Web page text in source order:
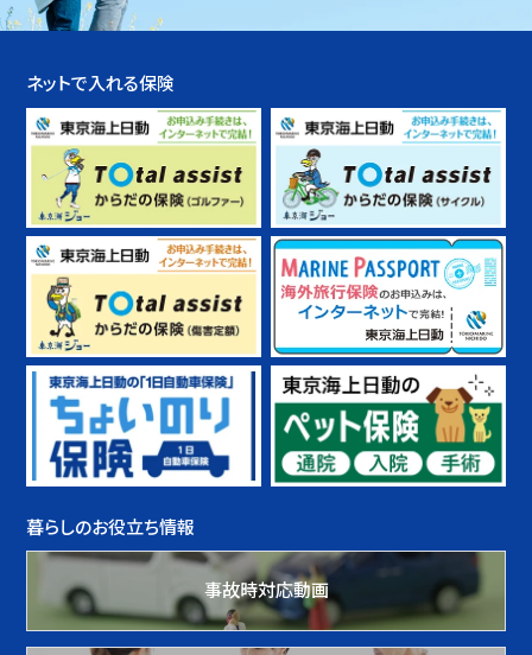
ネットで入れる保険
暮らしのお役立ち情報
事故時対応動画